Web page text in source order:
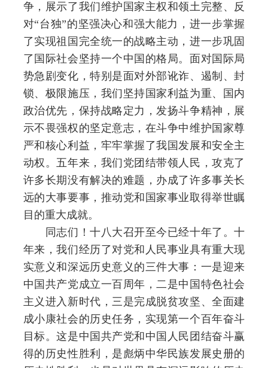
争，展示了我们维护国家主权和领土完整、反
对“台独”的坚强决心和强大能力，进一步掌握
了实现祖国完全统一的战略主动，进一步巩固
了国际社会坚持一个中国的格局。面对国际局
势急剧变化，特别是面对外部讹诈、遏制、封
锁、极限施压，我们坚持国家利益为重、国内
政治优先，保持战略定力，发扬斗争精神，展
示不畏强权的坚定意志，在斗争中维护国家尊
严和核心利益，牢牢掌握了我国发展和安全主
动权。五年来，我们党团结带领人民，攻克了
许多长期没有解决的难题，办成了许多事关长
远的大事要事，推动党和国家事业取得举世瞩
目的重大成就。
同志们！十八大召开至今已经十年了。十
年来，我们经历了对党和人民事业具有重大现
实意义和深远历史意义的三件大事：一是迎来
中国共产党成立一百周年，二是中国特色社会
主义进入新时代，三是完成脱贫攻坚、全面建
成小康社会的历史任务，实现第一个百年奋斗
目标。这是中国共产党和中国人民团结奋斗赢
得的历史性胜利，是彪炳中华民族发展史册的